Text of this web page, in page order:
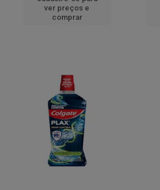
ver preços e
comprar